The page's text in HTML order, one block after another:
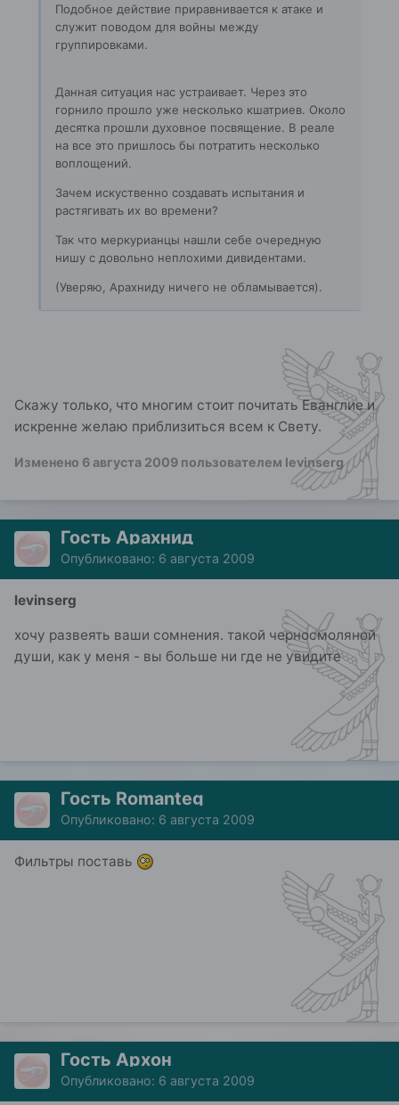
Подобное действие приравнивается к атаке и
служит поводом для войны между
группировками.
Данная ситуация нас устраивает. Через это
горнило прошло уже несколько кшатриев. Около
десятка прошли духовное посвящение. В реале
на все это пришлось бы потратить несколько
воплощений.
Зачем искуственно создавать испытания и
растягивать их во времени?
Так что меркурианцы нашли себе очередную
нишу с довольно неплохими дивидентами.
(Уверяю, Арахниду ничего не обламывается).
Скажу только, что многим стоит почитать Еванглие и
искренне желаю приблизиться всем к Свету.
Изменено 6 августа 2009 пользователем levinserg
Гость Арахнид
Опубликовано: 6 августа 2009
levinserg
хочу развеять ваши сомнения. такой черносмоляной
души, как у меня - вы больше ни где не увидите
Гость Romanteg
Опубликовано: 6 августа 2009
Фильтры поставь
Гость Архон
Опубликовано: 6 августа 2009